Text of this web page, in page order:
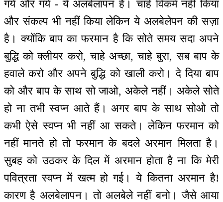
गये और गये - ये अलबेलापन है। चाहे विकर्म नहीं किया
और संकल्प भी नहीं किया लेकिन ये अलबेलेपन की सज़ा
है। क्योंकि बाप का फरमान है कि सोते समय सदा अपने
बुद्धि को क्लीयर करो, चाहे अच्छा, चाहे बुरा, सब बाप के
हवाले करो और अपने बुद्धि को खाली करो। दे दिया बाप
को और बाप के साथ सो जाओ, अकेले नहीं। अकेले सोते
हो ना तभी स्वप्न आते हैं। अगर बाप के साथ सोओ तो
कभी ऐसे स्वप्न भी नहीं आ सकते। लेकिन फरमान को
नहीं मानते हो तो फरमान के बदले अरमान मिलता है।
सुबह को उठकर के दिल में अरमान होता है ना कि मेरी
पवित्रता स्वप्न में खत्म हो गई। ये कितना अरमान है!
कारण है अलबेलापन। तो अलबेले नहीं बनो। जैसे आया